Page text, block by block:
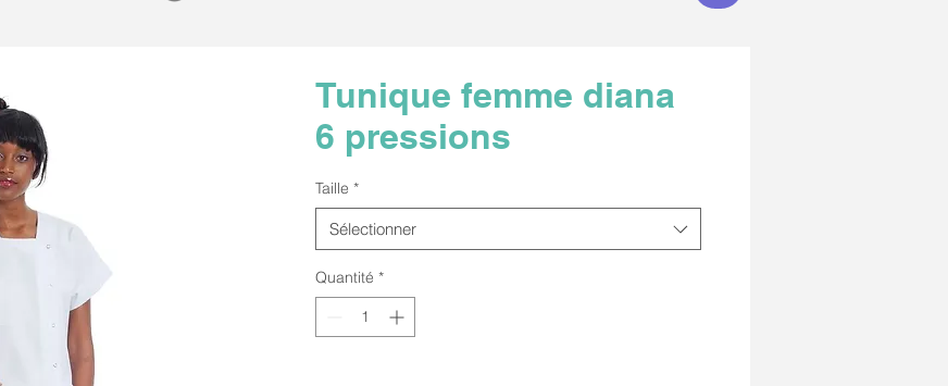
Tunique femme diana
6 pressions
Taille *
Sélectionner
Quantité *